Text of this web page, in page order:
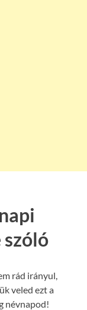
rád irányul,
veled ezt a
névnapod!